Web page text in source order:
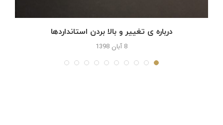
درباره ی تغییر و بالا بردن استانداردها
8 آبان 1398